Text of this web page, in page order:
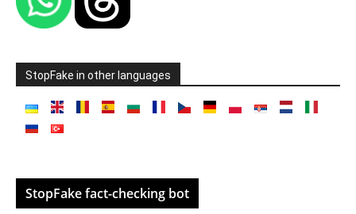
StopFake in other languages
StopFake fact-checking bot